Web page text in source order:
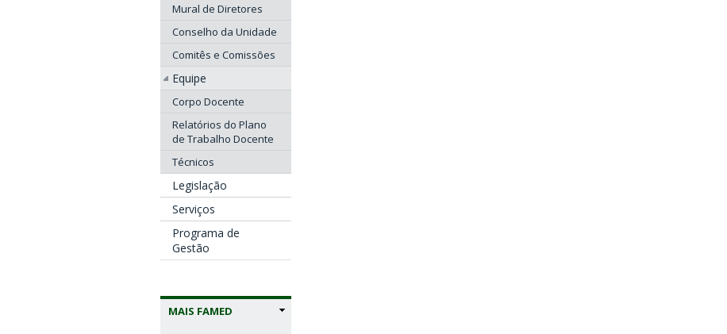
Mural de Diretores
Conselho da Unidade
Comitês e Comissões
Equipe
Corpo Docente
Relatórios do Plano
de Trabalho Docente
Técnicos
Legislação
Serviços
Programa de
Gestão
MAIS FAMED